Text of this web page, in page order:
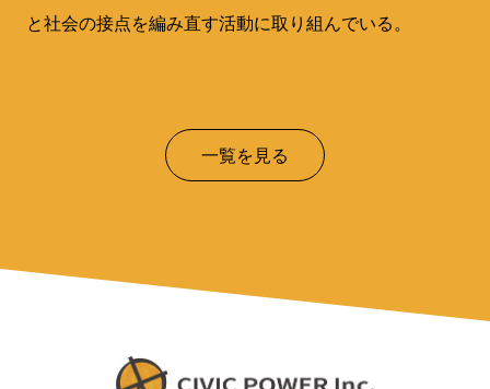
と社会の接点を編み直す活動に取り組んでいる。
一覧を見る